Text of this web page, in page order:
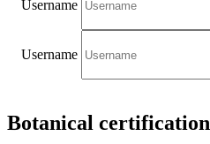
Username
Username
Botanical certification